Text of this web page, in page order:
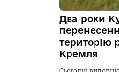
Два роки
територію
Кремля